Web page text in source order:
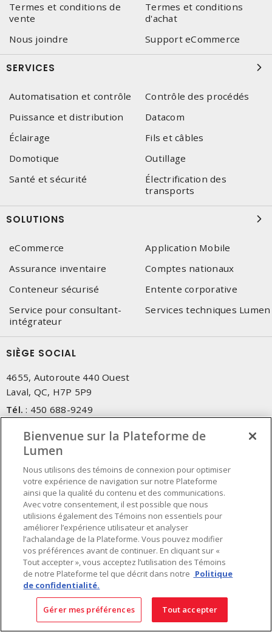
Termes et conditions de
vente
Termes et conditions
d'achat
Nous joindre
Support eCommerce
SERVICES
Automatisation et contrôle
Contrôle des procédés
Puissance et distribution
Datacom
Éclairage
Fils et câbles
Domotique
Outillage
Santé et sécurité
Électrification des
transports
SOLUTIONS
eCommerce
Application Mobile
Assurance inventaire
Comptes nationaux
Conteneur sécurisé
Entente corporative
Service pour consultant-
intégrateur
Services techniques Lumen
SIÈGE SOCIAL
4655, Autoroute 440 Ouest
Laval, QC, H7P 5P9
Tél. : 450 688-9249
Téléc.:450 686-1444
Service d'urgence
bureau - 17h00 et 7h00, Frais applicables)
Fait au Canada avec des composants canadiens et importés
INSCRIVEZ-VOUS À L'INFOLETTRE
Obtenez des informations à jour sur les offres de Lumen
Bienvenue sur la Plateforme de
Lumen
Nous utilisons des témoins de connexion pour optimiser
votre expérience de navigation sur notre Plateforme
ainsi que la qualité du contenu et des communications.
Avec votre consentement, il est possible que nous
utilisions également des Témoins non essentiels pour
améliorer l’expérience utilisateur et analyser
l’achalandage de la Plateforme. Vous pouvez modifier
vos préférences avant de continuer. En cliquant sur «
Tout accepter », vous acceptez l’utilisation des Témoins
de notre Plateforme tel que décrit dans notre Politique
de confidentialité.
Gérer mes préférences Tout accepter